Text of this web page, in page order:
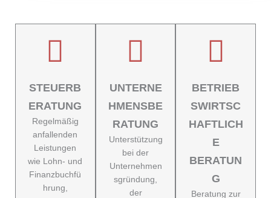
STEUERB
ERATUNG
Regelmäßig
anfallenden
Leistungen
wie Lohn- und
Finanzbuchfü
hrung,
UNTERNE
HMENSBE
RATUNG
Unterstützung
bei der
Unternehmen
sgründung,
der
BETRIEB
SWIRTSC
HAFTLICH
E
BERATUN
G
Beratung zur